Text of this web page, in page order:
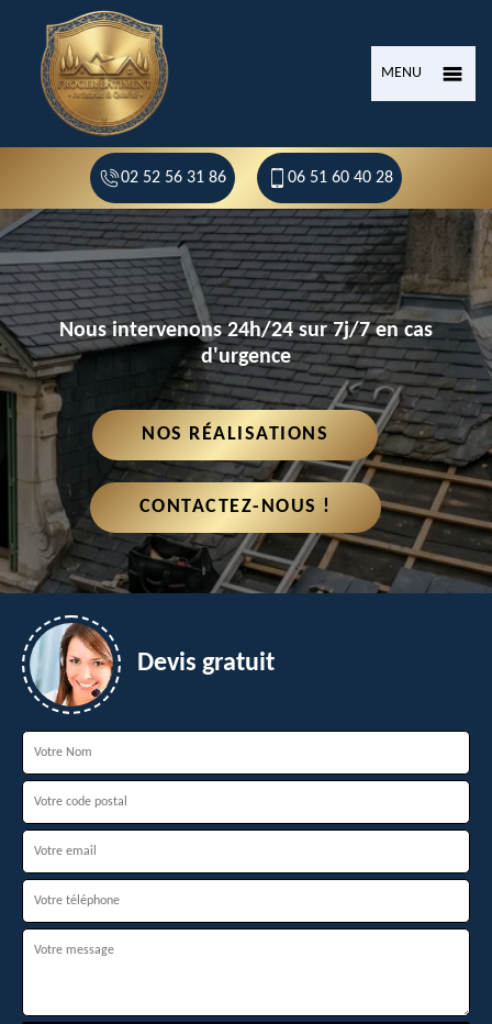
MENU
02 52 56 31 86 06 51 60 40 28
Nous intervenons 24h/24 sur 7j/7 en cas
d'urgence
NOS RÉALISATIONS
CONTACTEZ-NOUS !
Devis gratuit